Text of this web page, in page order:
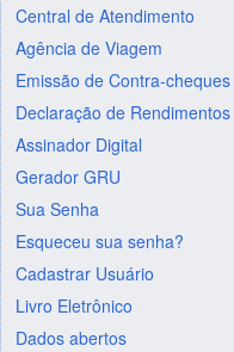
Central de Atendimento
Agência de Viagem
Emissão de Contra-cheques
Declaração de Rendimentos
Assinador Digital
Gerador GRU
Sua Senha
Esqueceu sua senha?
Cadastrar Usuário
Livro Eletrônico
Dados abertos